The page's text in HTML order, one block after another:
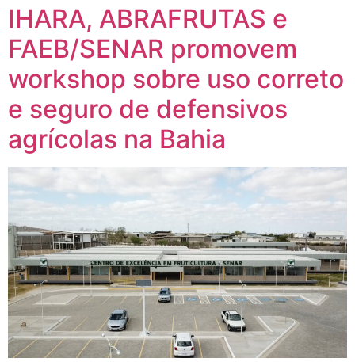
IHARA, ABRAFRUTAS e
FAEB/SENAR promovem
workshop sobre uso correto
e seguro de defensivos
agrícolas na Bahia